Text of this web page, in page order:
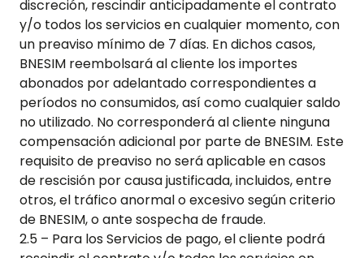
discreción, rescindir anticipadamente el contrato
y/o todos los servicios en cualquier momento, con
un preaviso mínimo de 7 días. En dichos casos,
BNESIM reembolsará al cliente los importes
abonados por adelantado correspondientes a
períodos no consumidos, así como cualquier saldo
no utilizado. No corresponderá al cliente ninguna
compensación adicional por parte de BNESIM. Este
requisito de preaviso no será aplicable en casos
de rescisión por causa justificada, incluidos, entre
otros, el tráfico anormal o excesivo según criterio
de BNESIM, o ante sospecha de fraude.
2.5 – Para los Servicios de pago, el cliente podrá